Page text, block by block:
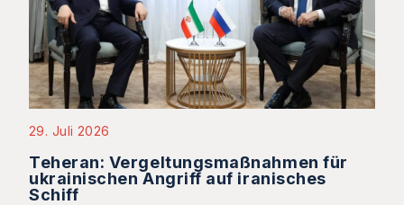
29. Juli 2026
Teheran: Vergeltungsmaßnahmen für
ukrainischen Angriff auf iranisches
Schiff